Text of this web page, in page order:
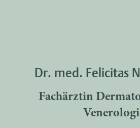
Dr. med. Felicitas
Fachärztin